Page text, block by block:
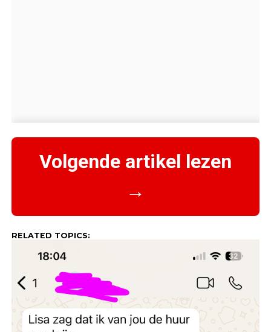
Volgende artikel lezen
→
RELATED TOPICS: